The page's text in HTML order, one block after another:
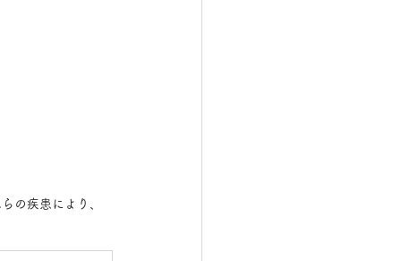
の疾患により、